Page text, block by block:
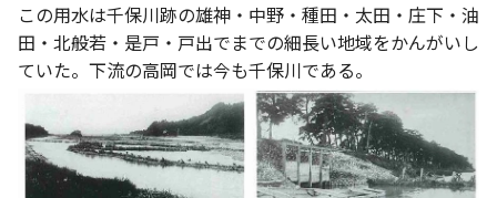
この用水は千保川跡の雄神・中野・種田・太田・庄下・油
田・北般若・是戸・戸出でまでの細長い地域をかんがいし
ていた。下流の高岡では今も千保川である。